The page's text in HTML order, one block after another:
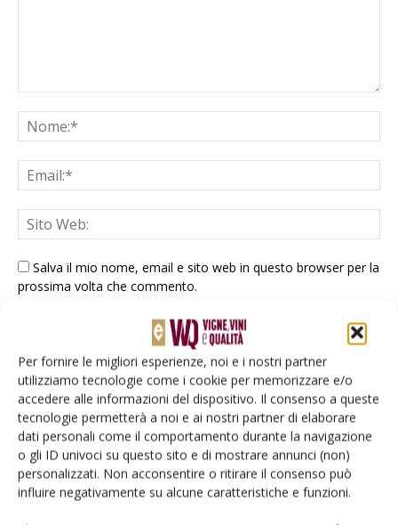
Per fornire le migliori esperienze, noi e i nostri partner
utilizziamo tecnologie come i cookie per memorizzare e/o
accedere alle informazioni del dispositivo. Il consenso a queste
tecnologie permetterà a noi e ai nostri partner di elaborare
dati personali come il comportamento durante la navigazione
o gli ID univoci su questo sito e di mostrare annunci (non)
personalizzati. Non acconsentire o ritirare il consenso può
influire negativamente su alcune caratteristiche e funzioni.
Salva il mio nome, email e sito web in questo browser per la
prossima volta che commento.
E-magazine
Tecniche, prodotti e servizi dalle aziende